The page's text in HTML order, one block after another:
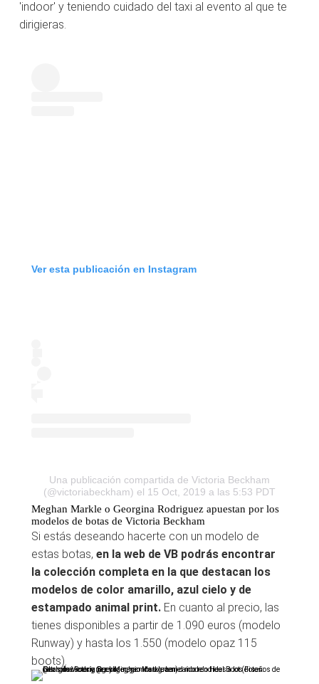
'indoor' y teniendo cuidado del taxi al evento al que te
dirigieras.
Ver esta publicación en Instagram
Una publicación compartida de Victoria Beckham
(@victoriabeckham) el 15 Oct, 2019 a las 5:53 PDT
Meghan Markle o Georgina Rodriguez apuestan por los
modelos de botas de Victoria Beckham
Si estás deseando hacerte con un modelo de
estas botas, en la web de VB podrás encontrar
la colección completa en la que destacan los
modelos de color amarillo, azul cielo y de
estampado animal print. En cuanto al precio, las
tienes disponibles a partir de 1.090 euros (modelo
Runway) y hasta los 1.550 (modelo opaz 115
boots).